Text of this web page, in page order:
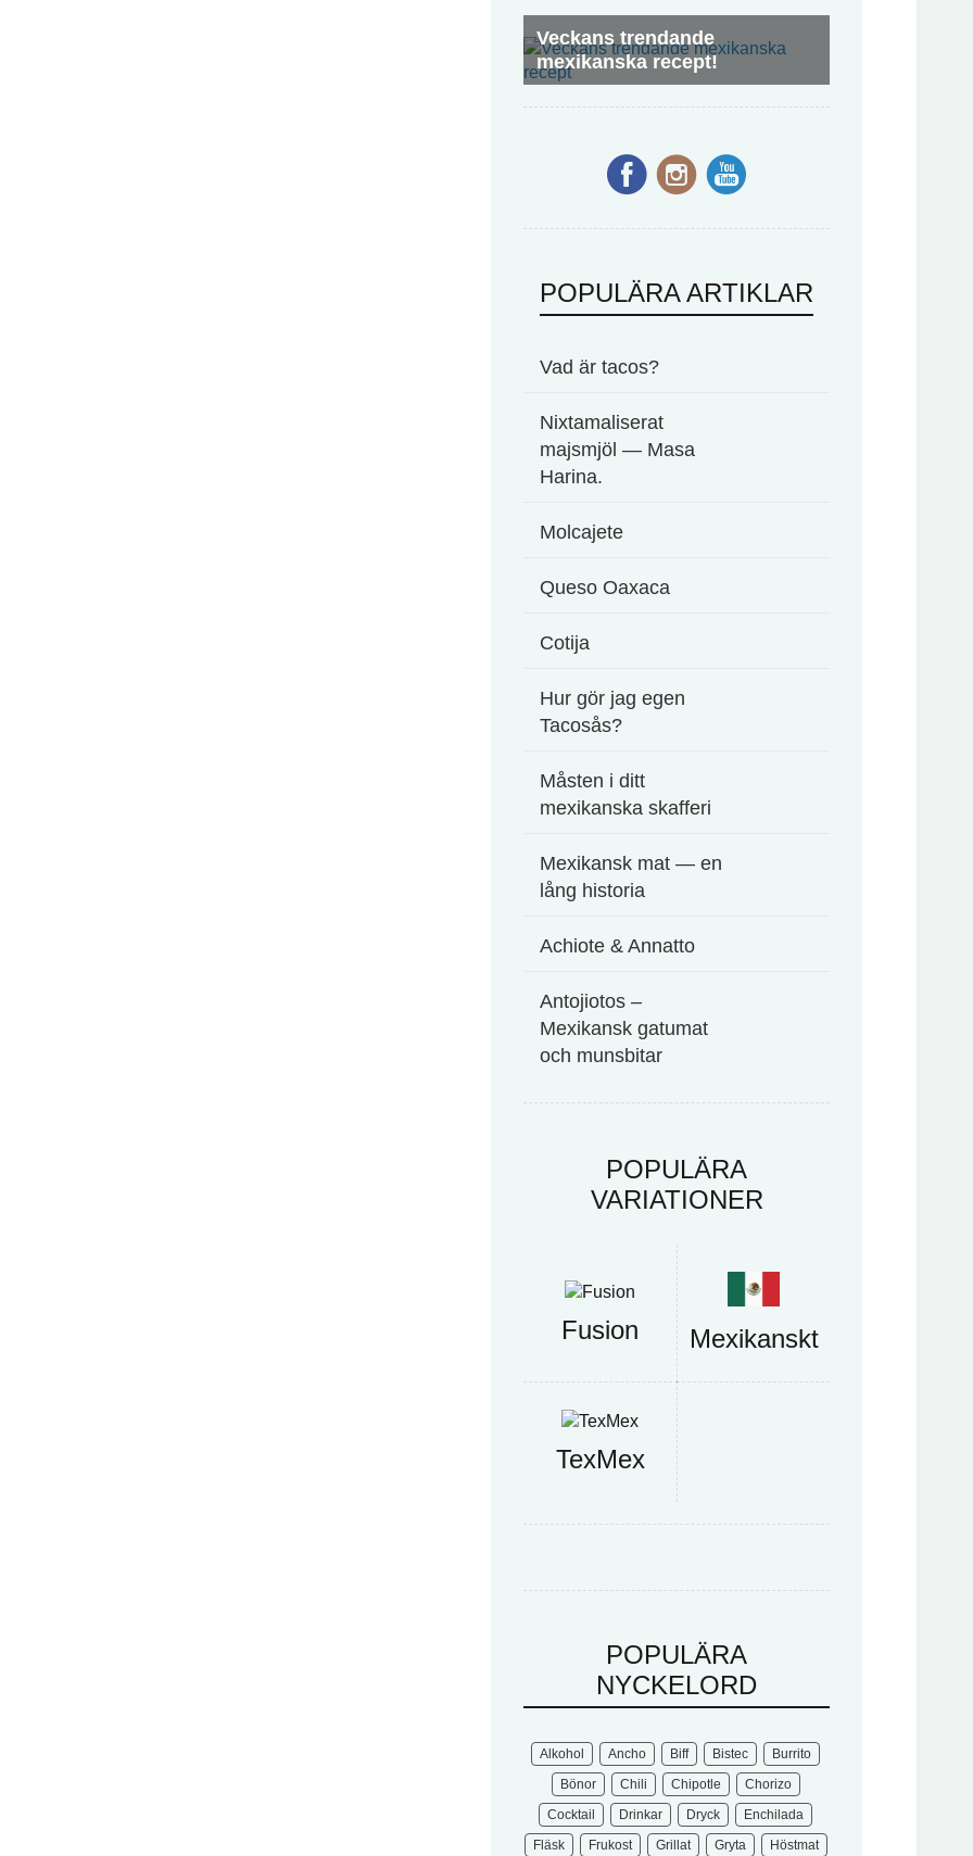
Veckans trendande
mexikanska recept!
POPULÄRA ARTIKLAR
Vad är tacos?
Nixtamaliserat
majsmjöl — Masa
Harina.
Molcajete
Queso Oaxaca
Cotija
Hur gör jag egen
Tacosås?
Måsten i ditt
mexikanska skafferi
Mexikansk mat — en
lång historia
Achiote & Annatto
Antojiotos –
Mexikansk gatumat
och munsbitar
POPULÄRA
VARIATIONER
Fusion Mexikanskt
TexMex
POPULÄRA
NYCKELORD
Alkohol Ancho Biff Bistec
Burrito
Bönor
Chili Chipotle
Chorizo
Cocktail
Drinkar Dryck
Enchilada
Fläsk
Frukost Grillat Gryta Höstmat